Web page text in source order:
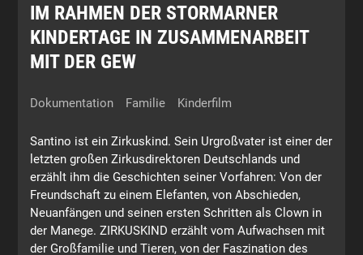
IM RAHMEN DER STORMARNER
KINDERTAGE IN ZUSAMMENARBEIT
MIT DER GEW
Dokumentation Familie Kinderfilm
Santino ist ein Zirkuskind. Sein Urgroßvater ist einer der
letzten großen Zirkusdirektoren Deutschlands und
erzählt ihm die Geschichten seiner Vorfahren: Von der
Freundschaft zu einem Elefanten, von Abschieden,
Neuanfängen und seinen ersten Schritten als Clown in
der Manege. ZIRKUSKIND erzählt vom Aufwachsen mit
der Großfamilie und Tieren, von der Faszination des